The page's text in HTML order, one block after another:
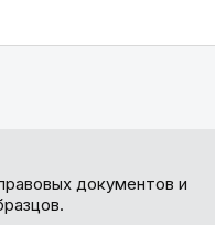
документов и